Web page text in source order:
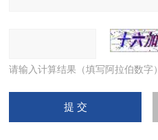
请输入计算结果（填写阿拉伯数字